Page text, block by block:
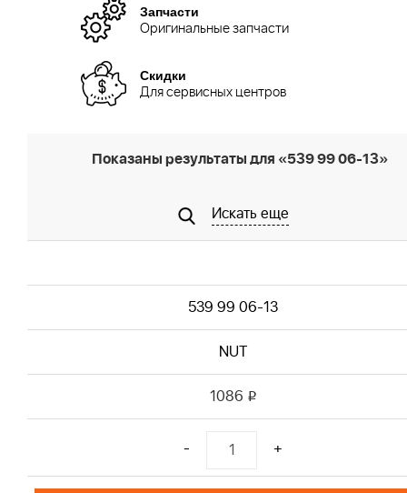
Запчасти
Оригинальные запчасти
Скидки
Для сервисных центров
Показаны результаты для «539 99 06-13»
Искать еще
539 99 06-13
NUT
1086 i
- +